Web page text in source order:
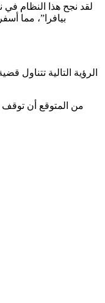
لقد نجح هذا النظام في
بيافرا”، مما
الرؤية التالية تتناول
من المتوقع أن توقف